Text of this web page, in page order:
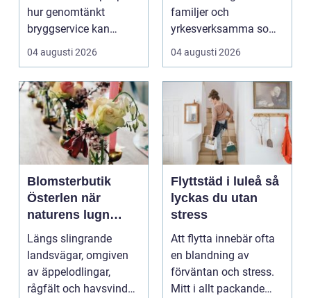
hur genomtänkt
bryggservice kan
förvan...
04 augusti 2026
familjer och
yrkesverksamma som
vill ha ett rent hem
04 augusti 2026
Blomsterbutik
Österlen när
naturens lugn
möter kreativt
hantverk
Längs slingrande
landsvägar, omgiven
av äppelodlingar,
rågfält och havsvindar,
Flyttstäd i luleå så
lyckas du utan
stress
Att flytta innebär ofta
en blandning av
förväntan och stress.
Mitt i allt packande